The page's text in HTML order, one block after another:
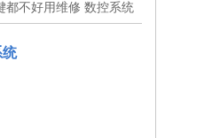
都不好用维修 数控系统
统